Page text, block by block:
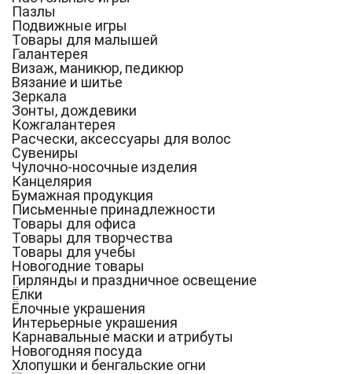
Пазлы
Подвижные игры
Товары для малышей
Галантерея
Визаж, маникюр, педикюр
Вязание и шитье
Зеркала
Зонты, дождевики
Кожгалантерея
Расчески, аксессуары для волос
Сувениры
Чулочно-носочные изделия
Канцелярия
Бумажная продукция
Письменные принадлежности
Товары для офиса
Товары для творчества
Товары для учебы
Новогодние товары
Гирлянды и праздничное освещение
Ёлки
Ёлочные украшения
Интерьерные украшения
Карнавальные маски и атрибуты
Новогодняя посуда
Хлопушки и бенгальские огни